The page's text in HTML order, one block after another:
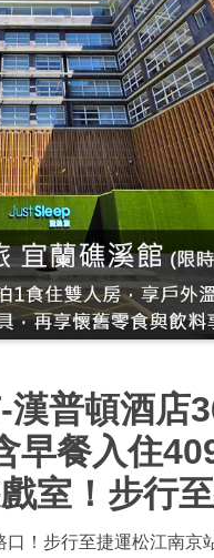
普頓酒店
早餐入住
室！步行
！步行至捷運松江南